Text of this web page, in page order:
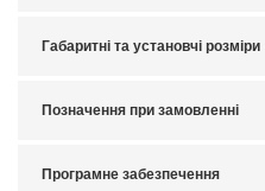
Габаритні та установчі розміри
Позначення при замовленні
Програмне забезпечення